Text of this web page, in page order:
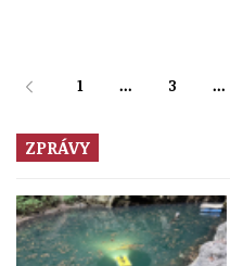
1 ... 3 ...
ZPRÁVY